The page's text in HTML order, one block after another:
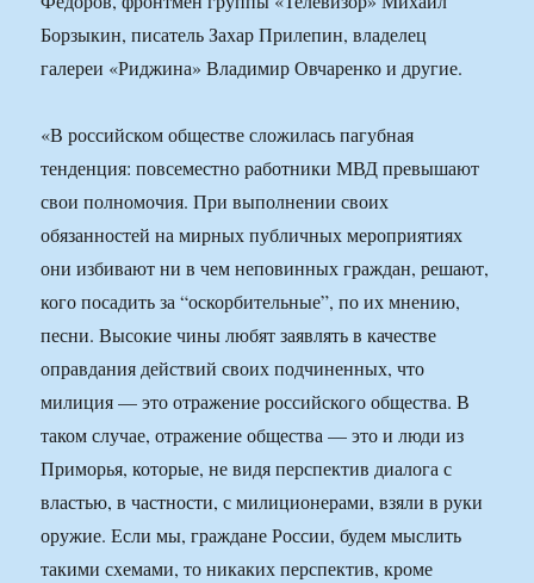
Борзыкин, писатель Захар Прилепин, владелец
галереи «Риджина» Владимир Овчаренко и другие.
«В российском обществе сложилась пагубная
тенденция: повсеместно работники МВД превышают
свои полномочия. При выполнении своих
обязанностей на мирных публичных мероприятиях
они избивают ни в чем неповинных граждан, решают,
кого посадить за “оскорбительные”, по их мнению,
песни. Высокие чины любят заявлять в качестве
оправдания действий своих подчиненных, что
милиция — это отражение российского общества. В
таком случае, отражение общества — это и люди из
Приморья, которые, не видя перспектив диалога с
властью, в частности, с милиционерами, взяли в руки
оружие. Если мы, граждане России, будем мыслить
такими схемами, то никаких перспектив, кроме